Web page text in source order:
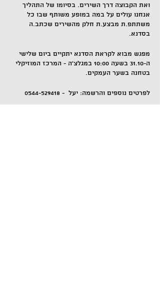
ואת הקבוצה דרך השירים. בסיומו של התהליך
אנחנו עולים על במה במופע משותף שבו כל
משתתפ.ת מבצע.ת חלק מהשירים שכתב.ה
בסדנא.
מפגש מבוא לקראת הסדנא יתקיים ביום שלישי
ה-31.10 בשעה 10:00 במגלצ'ה - המרכז המוזיקלי
בטחנה בשער העמקים.
לפרטים נוספים והרשמה: יעל - 0544-529418